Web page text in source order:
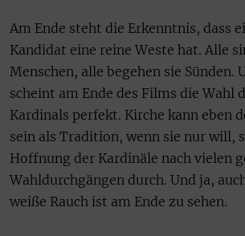
Am Ende steht die Erkenntnis, dass
Kandidat eine reine Weste hat. Alle
Menschen, alle begehen sie Sünden.
scheint am Ende des Films die Wahl
Kardinals perfekt. Kirche kann eben
sein als Tradition, wenn sie nur will,
Hoffnung der Kardinäle nach vielen
Wahldurchgängen durch. Und ja,
weiße Rauch ist am Ende zu sehen.